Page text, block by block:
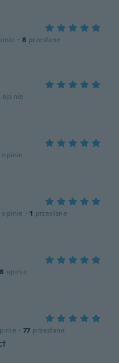
· 8 przesłane
opinie
opinie
opinie · 1 przesłane
opinie
· 77 przesłane